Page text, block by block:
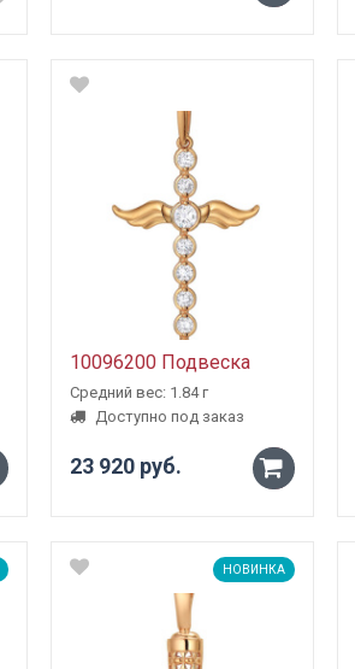
10096200 Подвеска
Средний вес: 1.84 г
Доступно под заказ
23 920 руб. -
НОВИНКА